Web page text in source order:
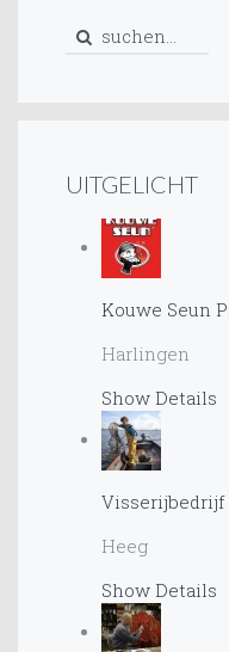
UITGELICHT
Kouwe Seun
Harlingen
Show Details
Visserijbedrijf
Heeg
Show Details